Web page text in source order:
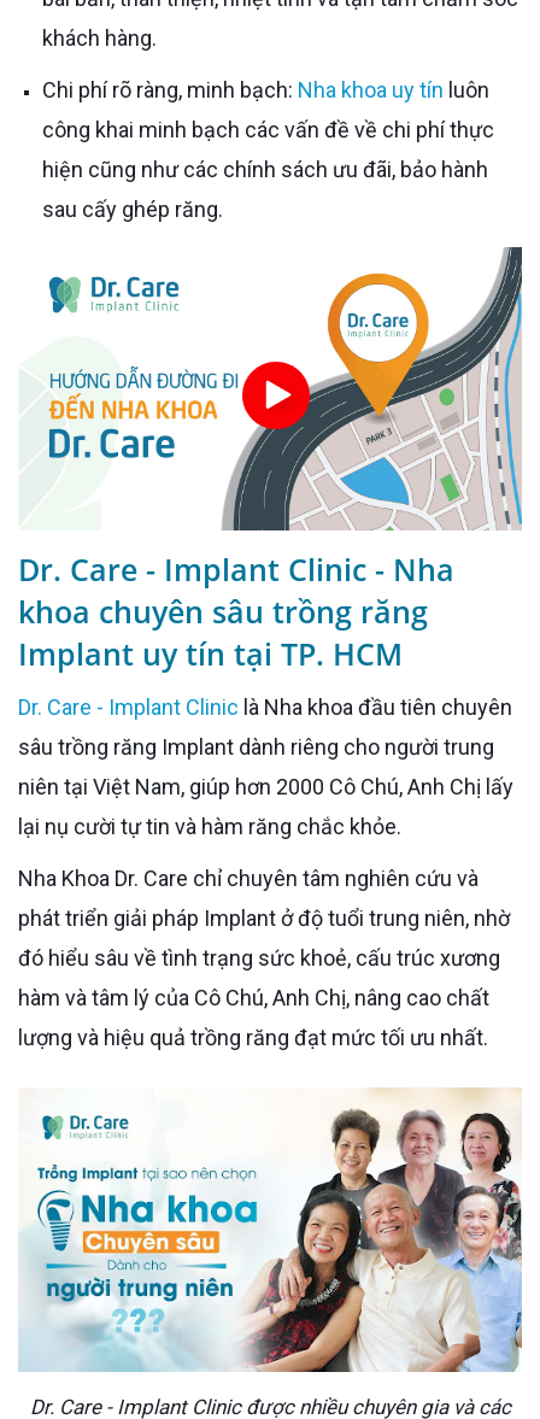
khách hàng.
Chi phí rõ ràng, minh bạch: Nha khoa uy tín luôn
công khai minh bạch các vấn đề về chi phí thực
hiện cũng như các chính sách ưu đãi, bảo hành
sau cấy ghép răng.
Dr. Care - Implant Clinic - Nha
khoa chuyên sâu trồng răng
Implant uy tín tại TP. HCM
Dr. Care - Implant Clinic là Nha khoa đầu tiên chuyên
sâu trồng răng Implant dành riêng cho người trung
niên tại Việt Nam, giúp hơn 2000 Cô Chú, Anh Chị lấy
lại nụ cười tự tin và hàm răng chắc khỏe.
Nha Khoa Dr. Care chỉ chuyên tâm nghiên cứu và
phát triển giải pháp Implant ở độ tuổi trung niên, nhờ
đó hiểu sâu về tình trạng sức khoẻ, cấu trúc xương
hàm và tâm lý của Cô Chú, Anh Chị, nâng cao chất
lượng và hiệu quả trồng răng đạt mức tối ưu nhất.
Dr. Care - Implant Clinic được nhiều chuyên gia và các